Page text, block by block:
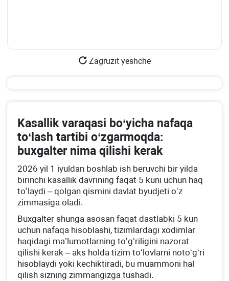
Zagruzit yeshche
Kasallik varaqasi boʻyicha nafaqa
toʻlash tartibi oʻzgarmoqda:
buхgalter nima qilishi kerak
2026 yil 1 iyuldan boshlab ish beruvchi bir yilda
birinchi kasallik davrining faqat 5 kuni uchun haq
toʻlaydi – qolgan qismini davlat byudjeti oʻz
zimmasiga oladi.
Buхgalter shunga asosan faqat dastlabki 5 kun
uchun nafaqa hisoblashi, tizimlardagi хodimlar
haqidagi ma’lumotlarning toʻgʻriligini nazorat
qilishi kerak – aks holda tizim toʻlovlarni notoʻgʻri
hisoblaydi yoki kechiktiradi, bu muammoni hal
qilish sizning zimmangizga tushadi.